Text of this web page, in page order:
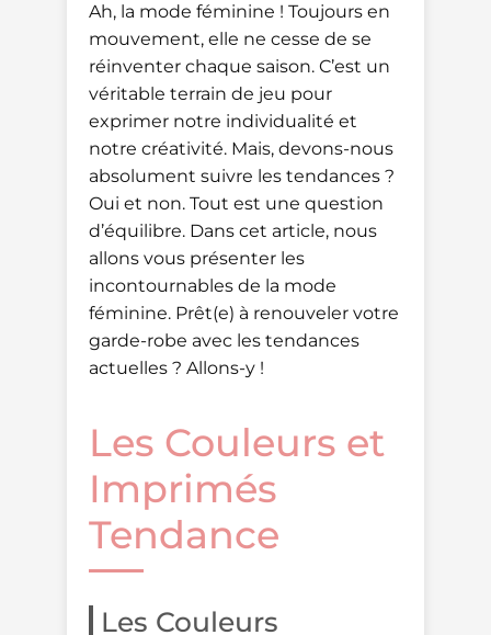
Ah, la mode féminine ! Toujours en
mouvement, elle ne cesse de se
réinventer chaque saison. C’est un
véritable terrain de jeu pour
exprimer notre individualité et
notre créativité. Mais, devons-nous
absolument suivre les tendances ?
Oui et non. Tout est une question
d’équilibre. Dans cet article, nous
allons vous présenter les
incontournables de la mode
féminine. Prêt(e) à renouveler votre
garde-robe avec les tendances
actuelles ? Allons-y !
Les Couleurs et
Imprimés
Tendance
Les Couleurs